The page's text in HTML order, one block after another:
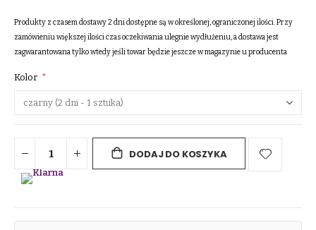
Produkty z czasem dostawy 2 dni dostępne są w określonej, ograniczonej ilości. Przy
zamówieniu większej ilości czas oczekiwania ulegnie wydłużeniu, a dostawa jest
zagwarantowana tylko wtedy jeśli towar będzie jeszcze w magazynie u producenta
Kolor
DODAJ DO KOSZYKA